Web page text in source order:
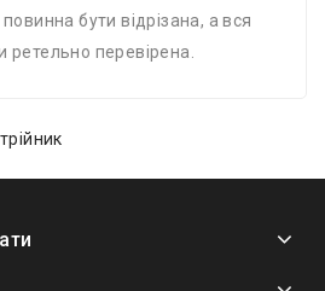
бути відрізана, а вся
ретельно перевірена.